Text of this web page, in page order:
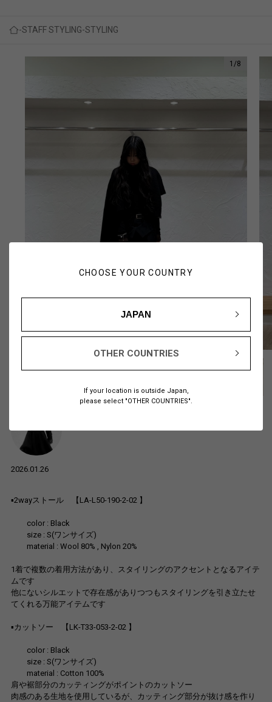
CHOOSE YOUR COUNTRY
JAPAN
OTHER COUNTRIES
If your location is outside Japan,
please select "OTHER COUNTRIES".
STAFF STYLING STYLING
1 /8
2026.01.26
▪︎2wayストール 【LA-L50-190-2-02 】
color : Black
size : S(ワンサイズ)
material : Wool 80% , Nylon 20%
1着で複数の着用方法があり、スタイリングのアクセントとなるアイテ
ムです
他にないシルエットで存在感がありつつもスタイリングを引き立たせ
てくれる万能アイテムです
▪︎カットソー 【LK-T33-053-2-02 】
color : Black
size : S(ワンサイズ)
material : Cotton 100%
肩や裾部分のカッティングがポイントのカットソー
肉感のある生地を使用しているが、カッティング部分が抜け感を作り